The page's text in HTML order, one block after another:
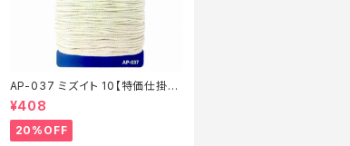
AP-037 ミズイト 10【特価仕掛】
【20】
¥408
20%OFF